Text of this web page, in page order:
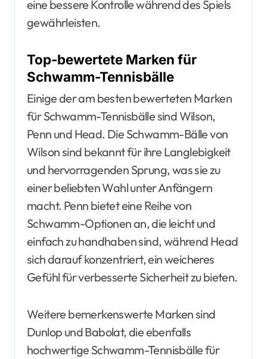
eine bessere Kontrolle während des Spiels
gewährleisten.
Top-bewertete Marken für
Schwamm-Tennisbälle
Einige der am besten bewerteten Marken
für Schwamm-Tennisbälle sind Wilson,
Penn und Head. Die Schwamm-Bälle von
Wilson sind bekannt für ihre Langlebigkeit
und hervorragenden Sprung, was sie zu
einer beliebten Wahl unter Anfängern
macht. Penn bietet eine Reihe von
Schwamm-Optionen an, die leicht und
einfach zu handhaben sind, während Head
sich darauf konzentriert, ein weicheres
Gefühl für verbesserte Sicherheit zu bieten.
Weitere bemerkenswerte Marken sind
Dunlop und Babolat, die ebenfalls
hochwertige Schwamm-Tennisbälle für